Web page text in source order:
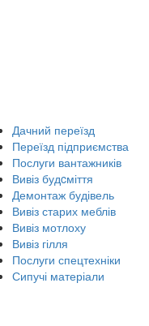
Дачний переїзд
Переїзд підприємства
Послуги вантажників
Вивіз будcміття
Демонтаж будівель
Вивіз старих меблів
Вивіз мотлоху
Вивіз гілля
Послуги спецтехніки
Сипучі матеріали